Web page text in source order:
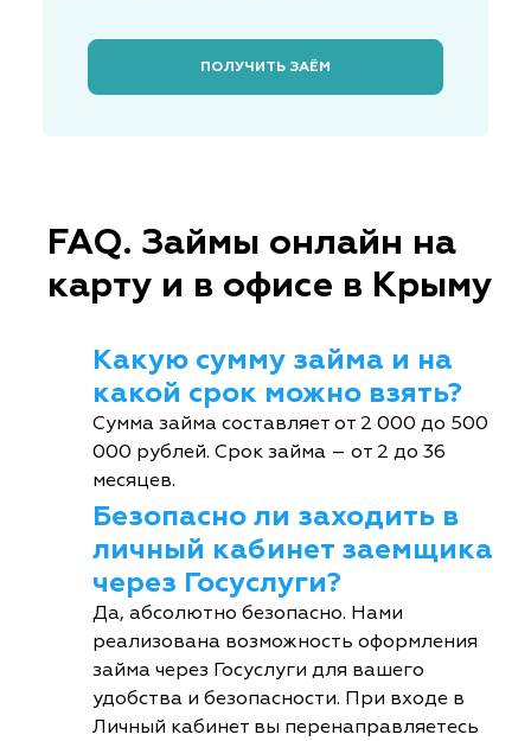
ПОЛУЧИТЬ ЗАЁМ
FAQ. Займы онлайн на
карту и в офисе в Крыму
Какую сумму займа и на
какой срок можно взять?
Сумма займа составляет от 2 000 до 500
000 рублей. Срок займа – от 2 до 36
месяцев.
Безопасно ли заходить в
личный кабинет заемщика
через Госуслуги?
Да, абсолютно безопасно. Нами
реализована возможность оформления
займа через Госуслуги для вашего
удобства и безопасности. При входе в
Личный кабинет вы перенаправляетесь